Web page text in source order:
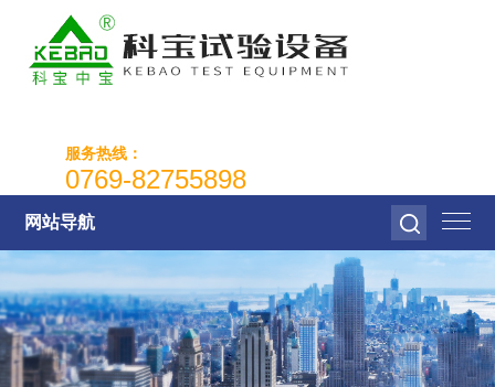
服务热线：
0769-82755898
网站导航